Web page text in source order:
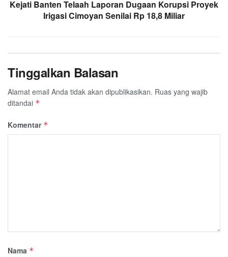
Kejati Banten Telaah Laporan Dugaan Korupsi Proyek
Irigasi Cimoyan Senilai Rp 18,8 Miliar
Tinggalkan Balasan
Alamat email Anda tidak akan dipublikasikan. Ruas yang wajib
ditandai *
Komentar *
Nama *